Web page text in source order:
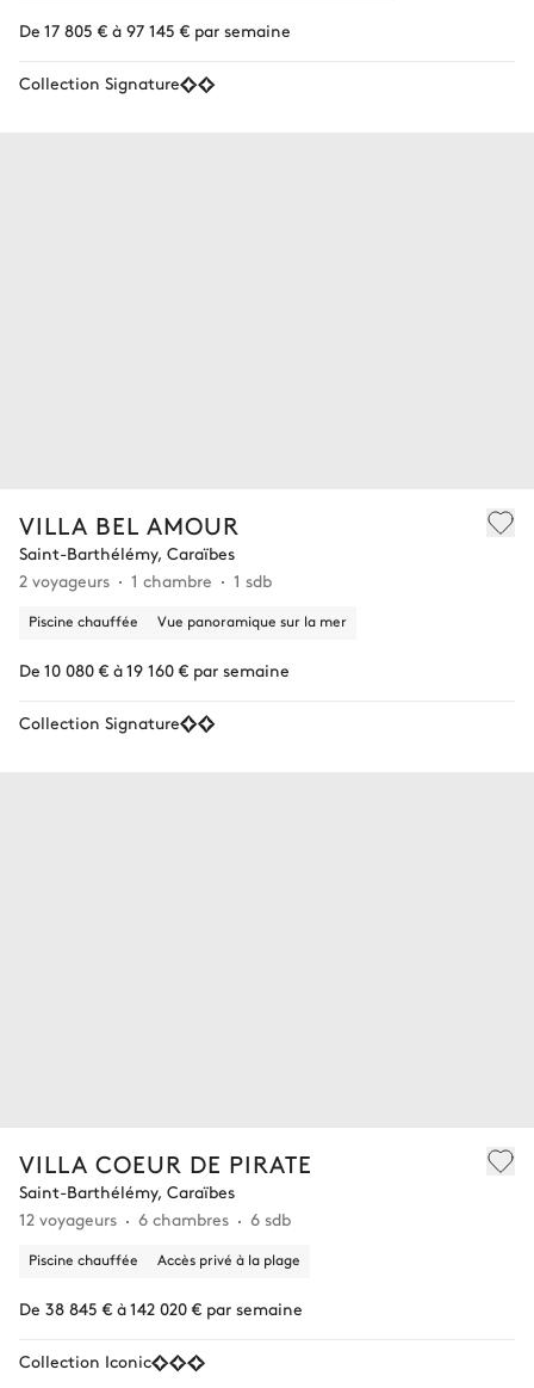
De 17 805 € à 97 145 € par semaine
Collection Signature
VILLA BEL AMOUR
Saint-Barthélémy, Caraïbes
2 voyageurs
1 chambre 1 sdb
Piscine chauffée Vue panoramique sur la mer
De 10 080 € à 19 160 € par semaine
Collection Signature
VILLA COEUR DE PIRATE
Saint-Barthélémy, Caraïbes
12 voyageurs
6 chambres 6 sdb
Piscine chauffée Accès privé à la plage
De 38 845 € à 142 020 € par semaine
Collection Iconic